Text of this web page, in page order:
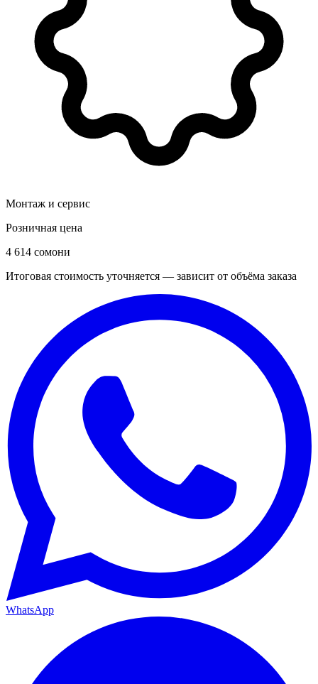
Монтаж и сервис
Розничная цена
4 614 сомони
Итоговая стоимость уточняется — зависит от объёма заказа
WhatsApp